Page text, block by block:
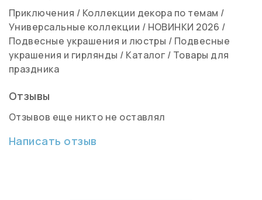
Приключения / Коллекции декора по темам /
Универсальные коллекции / НОВИНКИ 2026 /
Подвесные украшения и люстры / Подвесные
украшения и гирлянды / Каталог / Товары для
праздника
Отзывы
Отзывов еще никто не оставлял
Написать отзыв